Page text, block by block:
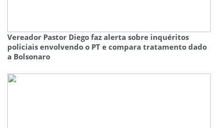
Vereador Pastor Diego faz alerta sobre inquéritos
policiais envolvendo o PT e compara tratamento dado
a Bolsonaro